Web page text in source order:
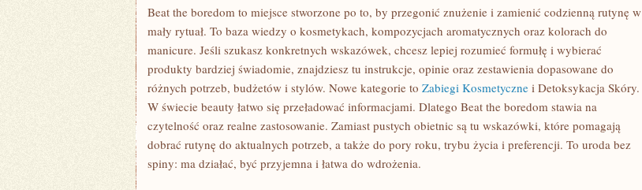
SKÓRY
ZABIEGACH
Beat the boredom to miejsce stworzone po to, by przegonić znużenie i zamienić codzienną rutynę w
mały rytuał. To baza wiedzy o kosmetykach, kompozycjach aromatycznych oraz kolorach do
manicure. Jeśli szukasz konkretnych wskazówek, chcesz lepiej rozumieć formułę i wybierać
produkty bardziej świadomie, znajdziesz tu instrukcje, opinie oraz zestawienia dopasowane do
różnych potrzeb, budżetów i stylów. Nowe kategorie to Zabiegi Kosmetyczne i Detoksykacja Skóry.
W świecie beauty łatwo się przeładować informacjami. Dlatego Beat the boredom stawia na
czytelność oraz realne zastosowanie. Zamiast pustych obietnic są tu wskazówki, które pomagają
dobrać rutynę do aktualnych potrzeb, a także do pory roku, trybu życia i preferencji. To uroda bez
spiny: ma działać, być przyjemna i łatwa do wdrożenia.